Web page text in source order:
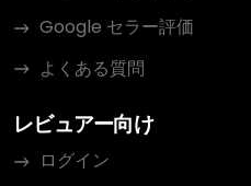
Google セラー評価
よくある質問
レビュアー向け
ログイン